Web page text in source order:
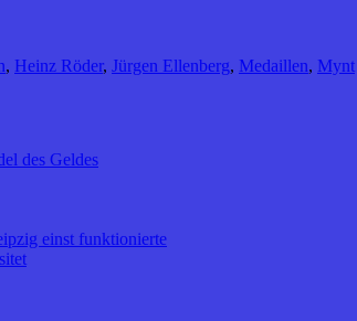
, Heinz Röder, Jürgen Ellenberg, Medaillen, Mynt
des Geldes
einst funktionierte